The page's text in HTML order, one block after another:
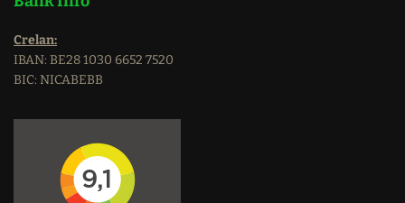
Crelan:
IBAN: BE28 1030 6652 7520
BIC: NICABEBB